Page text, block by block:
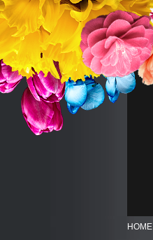
HOME